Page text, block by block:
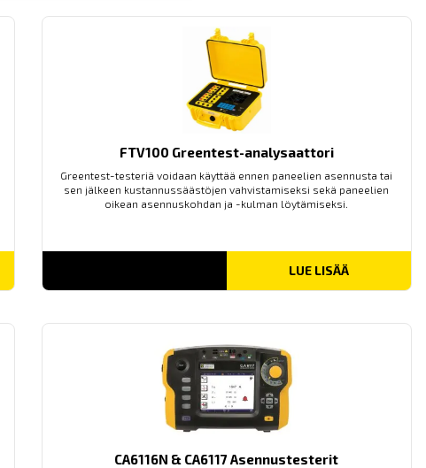
FTV100 Greentest-analysaattori
Greentest-testeriä voidaan käyttää ennen paneelien asennusta tai
sen jälkeen kustannussäästöjen vahvistamiseksi sekä paneelien
oikean asennuskohdan ja -kulman löytämiseksi.
LUE LISÄÄ
CA6116N & CA6117 Asennustesterit